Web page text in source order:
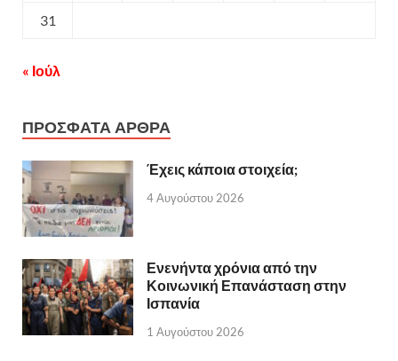
31
« Ιούλ
ΠΡΟΣΦΑΤΑ ΑΡΘΡΑ
Έχεις κάποια στοιχεία;
4 Αυγούστου 2026
Ενενήντα χρόνια από την
Κοινωνική Επανάσταση στην
Ισπανία
1 Αυγούστου 2026